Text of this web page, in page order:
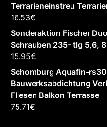
Terrarieneinstreu
16.53€
Sonderaktion Fischer
Schrauben 235- tlg 5,6,
15.95€
Schomburg Aquafin-
Bauwerksabdichtung
Fliesen Balkon Terrasse
75.71€